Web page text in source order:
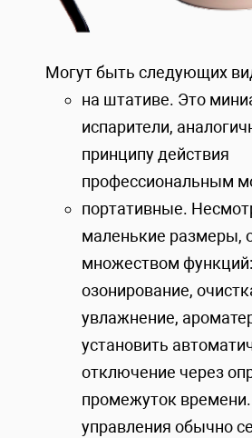
Могут быть следующих
на штативе. Это
испарители,
принципу действия
профессиональным
портативные.
маленькие размеры,
множеством функций:
озонирование,
увлажнение,
установить
отключение через
промежуток
управления обычно